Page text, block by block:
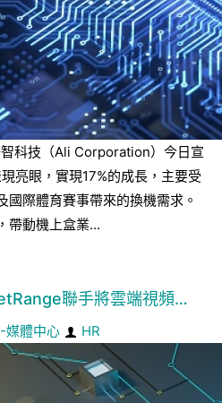
科技（Ali Corporation）今日宣
亮眼，實現17%的成長，主要受
國際體育賽事帶來的換機需求。
帶動機上盒業...
聯手將雲端視頻…
媒體中心 HR